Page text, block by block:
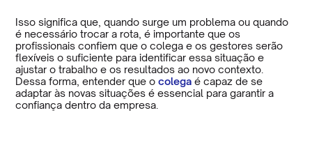
Isso significa que, quando surge um problema ou quando
é necessário trocar a rota, é importante que os
profissionais confiem que o colega e os gestores serão
flexíveis o suficiente para identificar essa situação e
ajustar o trabalho e os resultados ao novo contexto.
Dessa forma, entender que ocolega é capaz de se
adaptar às novas situações é essencial para garantir a
confiança dentro da empresa.